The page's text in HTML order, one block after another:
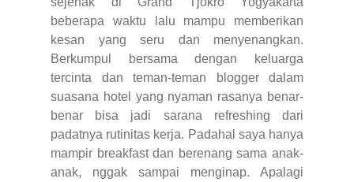
beberapa waktu lalu mampu memberikan
kesan yang seru dan menyenangkan.
Berkumpul bersama dengan keluarga
tercinta dan teman-teman blogger dalam
suasana hotel yang nyaman rasanya benar-
benar bisa jadi sarana refreshing dari
padatnya rutinitas kerja. Padahal saya hanya
mampir breakfast dan berenang sama anak-
anak, nggak sampai menginap. Apalagi